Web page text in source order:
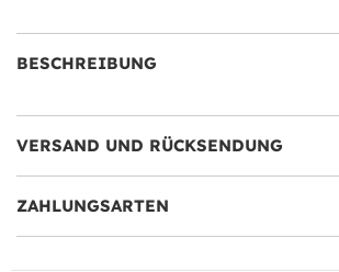
BESCHREIBUNG
VERSAND UND RÜCKSENDUNG
ZAHLUNGSARTEN